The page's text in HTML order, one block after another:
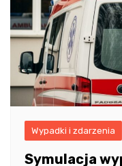
Wypadki i zdarzenia
Symulacja